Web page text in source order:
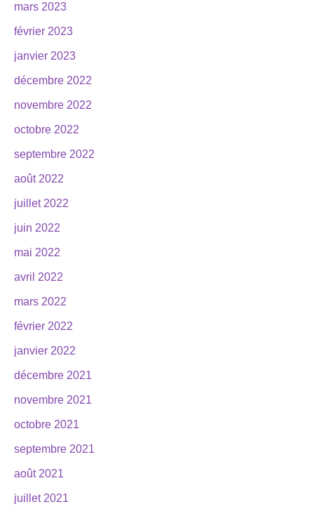
mars 2023
février 2023
janvier 2023
décembre 2022
novembre 2022
octobre 2022
septembre 2022
août 2022
juillet 2022
juin 2022
mai 2022
avril 2022
mars 2022
février 2022
janvier 2022
décembre 2021
novembre 2021
octobre 2021
septembre 2021
août 2021
juillet 2021